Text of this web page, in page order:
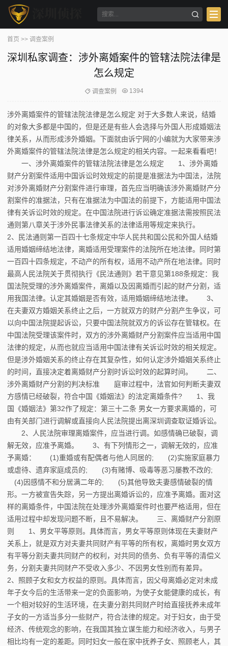
首页 >> 调查案例
深圳私家调查：涉外离婚案件的管辖法院法律是
怎么规定
调查案例 1394
涉外离婚案件的管辖法院法律是怎么规定 对于大多数人来说，结婚
的对象大多都是中国的，但是还是有些人会选择与外国人形成婚姻法
律关系，从而形成涉外婚姻。下面就由诉宁网的小编就为大家带来涉
外离婚案件的管辖法院法律是怎么规定的相关内容。一起来看看吧！
一、涉外离婚案件的管辖法院法律是怎么规定 1、涉外离婚
财产分割案件适用中国诉讼时效规定的前提是准据法为中国法，法院
对涉外离婚财产分割案件进行审理，首先应当明确该涉外离婚财产分
割案件的准据法，只有在准据法为中国法的前提下，方能适用中国法
律有关诉讼时效的规定。在中国法院进行诉讼确定准据法需按照民法
通则第八章关于涉外民事法律关系的法律适用等规定来执行。
2、民法通则第一百四十七条规定中华人民共和国公民和外国人结婚
适用婚姻缔结地法律，离婚适用受理案件的法院所在地法律。同时第
一百四十四条规定，不动产的所有权，适用不动产所在地法律。同时
最高人民法院关于贯彻执行《民法通则》若干意见第188条规定：我
国法院受理的涉外离婚案件，离婚以及因离婚而引起的财产分割，适
用我国法律。认定其婚姻是否有效，适用婚姻缔结地法律。 3、
在夫妻双方婚姻关系终止之后，一方就双方的财产分割产生争议，可
以向中国法院提起诉讼，只要中国法院就双方的诉讼存在管辖权。在
中国法院受理该案件时，双方的涉外离婚财产分割案件应当适用中国
法律的规定，从而也就应当适用中国法律有关诉讼时效的相关规定。
但是涉外婚姻关系的终止存在其复杂性，如何认定涉外婚姻关系终止
的时间，直接决定着离婚财产分割时诉讼时效的起算时间。 二、
涉外离婚财产分割的判决标准 庭审过程中，法官如何判断夫妻双
方感情已经破裂，符合中国《婚姻法》的法定离婚条件? 1、我
国《婚姻法》第32作了规定：第三十二条 男女一方要求离婚的，可
由有关部门进行调解或直接向人民法院提出离深圳调查取证婚诉讼。
2、人民法院审理离婚案件，应当进行调。如感情确已破裂，调
解无效，应准予离婚。 3、有下列情形之一，调解无效的，应准
予离婚： (1)重婚或有配偶者与他人同居的; (2)实施家庭暴力
或虐待、遗弃家庭成员的; (3)有赌博、吸毒等恶习屡教不改的;
(4)因感情不和分居满二年的; (5)其他导致夫妻感情破裂的情
形。一方被宣告失踪，另一方提出离婚诉讼的，应准予离婚。面对这
样的离婚条件，中国法院在处理涉外离婚案件时也要严格适用，但在
适用过程中却发现问题不断，且不易解决。 三、离婚财产分割原
则 1、男女平等原则。具体而言，男女平等原则体现在夫妻财产
关系上，就是双方对夫妻共同财产有平等的所有权，离婚时男女双方
有平等分割夫妻共同财产的权利，对共同的债务、负有平等的清偿义
务，分割夫妻共同财产不受收入多少、不因男女性别而有差异。
2、照顾子女和女方权益的原则。具体而言，因父母离婚必定对未成
年子女今后的生活带来一定的负面影响，为使子女能健康的成长，有
一个相对较好的生活环境，在夫妻分割共同财产时给直接抚养未成年
子女的一方适当多分一些财产，符合法律的规定。对于妇女，由于受
经济、传统观念的影响，在我国其独立谋生能力和经济收入，与男子
相比均有一定的差距。同时妇女一般在家中抚养子女、照顾老人，其